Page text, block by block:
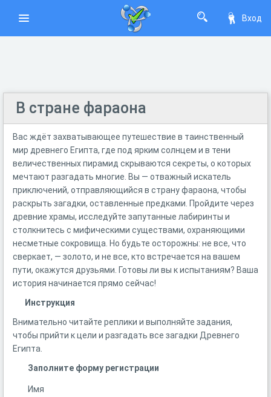
Вход
В стране фараона
Вас ждёт захватывающее путешествие в таинственный
мир древнего Египта, где под ярким солнцем и в тени
величественных пирамид скрываются секреты, о которых
мечтают разгадать многие. Вы — отважный искатель
приключений, отправляющийся в страну фараона, чтобы
раскрыть загадки, оставленные предками. Пройдите через
древние храмы, исследуйте запутанные лабиринты и
столкнитесь с мифическими существами, охраняющими
несметные сокровища. Но будьте осторожны: не все, что
сверкает, — золото, и не все, кто встречается на вашем
пути, окажутся друзьями. Готовы ли вы к испытаниям? Ваша
история начинается прямо сейчас!
Инструкция
Внимательно читайте реплики и выполняйте задания,
чтобы прийти к цели и разгадать все загадки Древнего
Египта.
Заполните форму регистрации
Имя